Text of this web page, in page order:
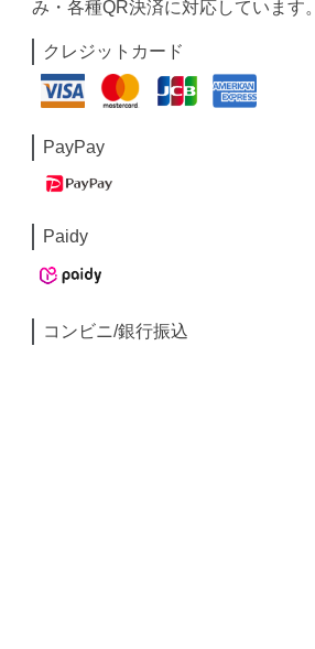
み・各種QR決済に対応しています。
クレジットカード
PayPay
Paidy
コンビニ/銀行振込